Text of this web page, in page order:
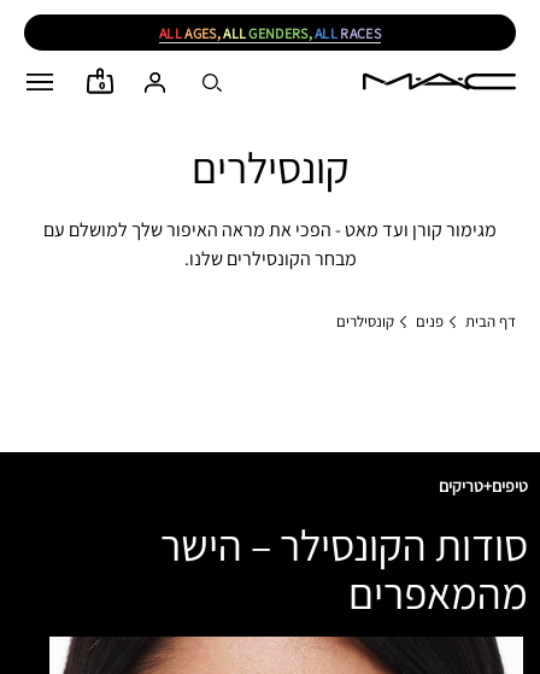
ALLAGES,ALLGENDERS,ALL RACES
0
קונסילרים
מגימור קורן ועד מאט - הפכי את מראה האיפור שלך למושלם עם
מבחר הקונסילרים שלנו.
דף הבית פנים קונסילרים
טיפים+טריקים
סודות הקונסילר – הישר
מהמאפרים